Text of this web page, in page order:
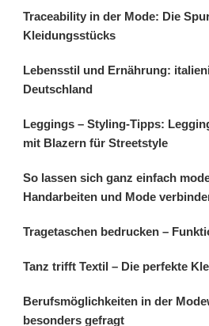
Traceability in der Mode: Die
Kleidungsstücks
Lebensstil und Ernährung:
Deutschland
Leggings – Styling-Tipps:
mit Blazern für Streetstyle
So lassen sich ganz einfach
Handarbeiten und Mode
Tragetaschen bedrucken –
Tanz trifft Textil – Die perfekte
Berufsmöglichkeiten in der
besonders gefragt